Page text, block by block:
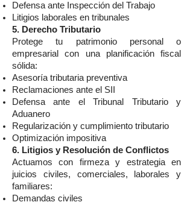
Defensa ante Inspección del Trabajo
Litigios laborales en tribunales
5. Derecho Tributario
Protege tu patrimonio personal o
empresarial con una planificación fiscal
sólida:
Asesoría tributaria preventiva
Reclamaciones ante el SII
Defensa ante el Tribunal Tributario y
Aduanero
Regularización y cumplimiento tributario
Optimización impositiva
6. Litigios y Resolución de Conflictos
Actuamos con firmeza y estrategia en
juicios civiles, comerciales, laborales y
familiares:
Demandas civiles